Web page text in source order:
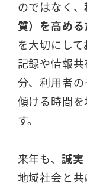
のではなく、
質）を高め
を大切にして
記録や情報
分、利用者
傾ける時間
す。
来年も、 誠実
地域社会と